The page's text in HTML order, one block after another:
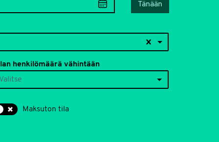
Tänään
henkilömäärä vähintään
Valitse
Maksuton tila